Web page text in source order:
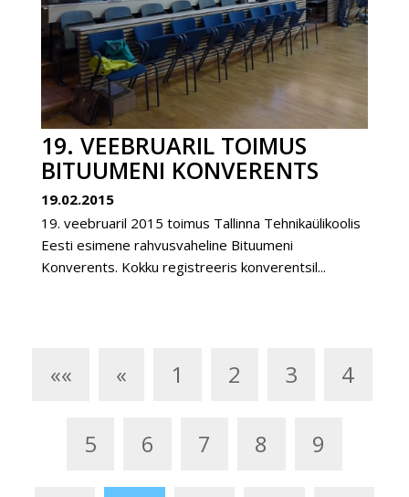
19. VEEBRUARIL TOIMUS
BITUUMENI KONVERENTS
19.02.2015
19. veebruaril 2015 toimus Tallinna Tehnikaülikoolis
Eesti esimene rahvusvaheline Bituumeni
Konverents. Kokku registreeris konverentsil...
«« « 1 2 3 4
5 6 7 8 9